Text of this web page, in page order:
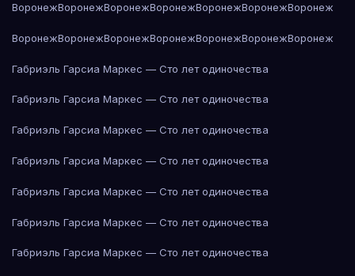
ВоронежВоронежВоронежВоронежВоронежВоронежВоронеж
ВоронежВоронежВоронежВоронежВоронежВоронежВоронеж
Габриэль Гарсиа Маркес — Сто лет одиночества
Габриэль Гарсиа Маркес — Сто лет одиночества
Габриэль Гарсиа Маркес — Сто лет одиночества
Габриэль Гарсиа Маркес — Сто лет одиночества
Габриэль Гарсиа Маркес — Сто лет одиночества
Габриэль Гарсиа Маркес — Сто лет одиночества
Габриэль Гарсиа Маркес — Сто лет одиночества